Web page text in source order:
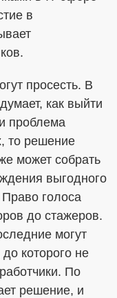
в
просесть. В
как выйти
проблема
то решение
может собрать
выгодного
голоса
до стажеров.
могут
которого не
По
решение, и